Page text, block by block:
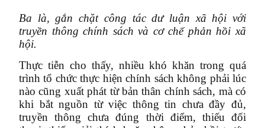
Ba là, gắn chặt công tác dư luận xã hội với
truyền thông chính sách và cơ chế phản hồi xã
hội.
Thực tiễn cho thấy, nhiều khó khăn trong quá
trình tổ chức thực hiện chính sách không phải lúc
nào cũng xuất phát từ bản thân chính sách, mà có
khi bắt nguồn từ việc thông tin chưa đầy đủ,
truyền thông chưa đúng thời điểm, thiếu đối